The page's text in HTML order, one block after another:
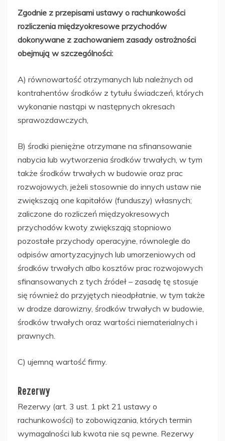
Zgodnie z przepisami ustawy o rachunkowości
rozliczenia międzyokresowe przychodów
dokonywane z zachowaniem zasady ostrożności
obejmują w szczególności:
A) równowartość otrzymanych lub należnych od
kontrahentów środków z tytułu świadczeń, których
wykonanie nastąpi w następnych okresach
sprawozdawczych,
B) środki pieniężne otrzymane na sfinansowanie
nabycia lub wytworzenia środków trwałych, w tym
także środków trwałych w budowie oraz prac
rozwojowych, jeżeli stosownie do innych ustaw nie
zwiększają one kapitałów (funduszy) własnych;
zaliczone do rozliczeń międzyokresowych
przychodów kwoty zwiększają stopniowo
pozostałe przychody operacyjne, równolegle do
odpisów amortyzacyjnych lub umorzeniowych od
środków trwałych albo kosztów prac rozwojowych
sfinansowanych z tych źródeł – zasadę tę stosuje
się również do przyjętych nieodpłatnie, w tym także
w drodze darowizny, środków trwałych w budowie,
środków trwałych oraz wartości niematerialnych i
prawnych.
C) ujemną wartość firmy.
Rezerwy
Rezerwy (art. 3 ust. 1 pkt 21 ustawy o
rachunkowości) to zobowiązania, których termin
wymagalności lub kwota nie są pewne. Rezerwy